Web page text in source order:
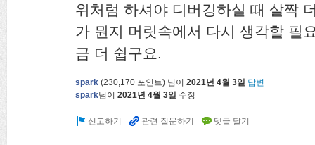
위처럼 하셔야 디버깅하실 때 살짝
가 뭔지 머릿속에서 다시 생각할 필
금 더 쉽구요.
spark (230,170 포인트) 님이 2021년 4월 3일 답변
spark님이 2021년 4월 3일 수정